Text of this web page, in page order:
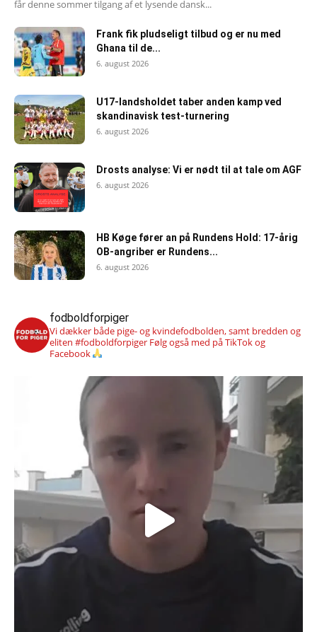
får denne sommer tilgang af et lysende dansk...
Frank fik pludseligt tilbud og er nu med
Ghana til de...
6. august 2026
U17-landsholdet taber anden kamp ved
skandinavisk test-turnering
6. august 2026
Drosts analyse: Vi er nødt til at tale om AGF
6. august 2026
HB Køge fører an på Rundens Hold: 17-årig
OB-angriber er Rundens...
6. august 2026
fodboldforpiger
Vi dækker både pige- og kvindefodbolden, samt bredden og
eliten #fodboldforpiger Følg også med på TikTok og
Facebook